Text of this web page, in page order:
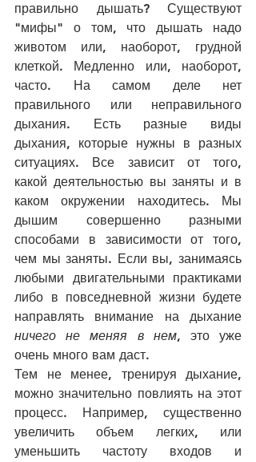
правильно дышать? Существуют
"мифы" о том, что дышать надо
животом или, наоборот, грудной
клеткой. Медленно или, наоборот,
часто. На самом деле нет
правильного или неправильного
дыхания. Есть разные виды
дыхания, которые нужны в разных
ситуациях. Все зависит от того,
какой деятельностью вы заняты и в
каком окружении находитесь. Мы
дышим совершенно разными
способами в зависимости от того,
чем мы заняты. Если вы, занимаясь
любыми двигательными практиками
либо в повседневной жизни будете
ничего не меняя в нем, это уже
очень много вам даст.
Тем не менее, тренируя дыхание,
можно значительно повлиять на этот
процесс. Например, существенно
увеличить объем легких, или
уменьшить частоту входов и